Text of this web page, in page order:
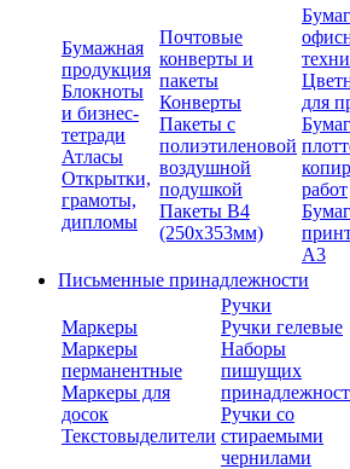
Бумажная
продукция
Блокноты
и бизнес-
тетради
Атласы
Открытки,
грамоты,
дипломы
Почтовые
конверты и
пакеты
Конверты
Пакеты с
полиэтиленовой
воздушной
подушкой
Пакеты В4
(250х353мм)
для
работ
А3
Письменные принадлежности
Маркеры
Маркеры
перманентные
Маркеры для
досок
Текстовыделители
Ручки
Ручки гелевые
Наборы
пишущих
Ручки со
стираемыми
чернилами